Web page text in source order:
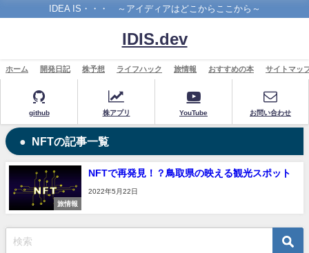
IDEA IS・・・ ～アイディアはどこからここから～
IDIS.dev
ホーム 開発日記 株予想 ライフハック 旅情報 おすすめの本 サイトマッ
github 株アプリ YouTube お問い合わせ
NFTの記事一覧
旅情報
NFTで再発見！？鳥取県の映える観光スポット
2022年5月22日